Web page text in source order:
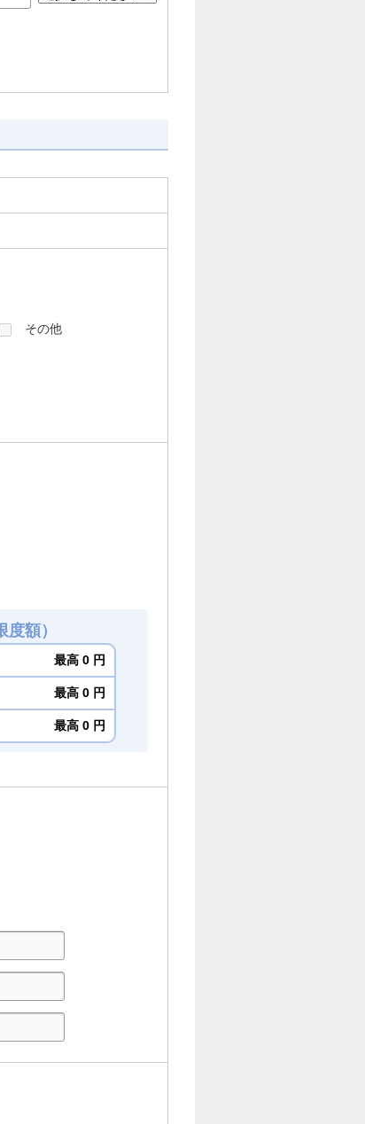
その他
額）
最高 0 円
最高 0 円
最高 0 円